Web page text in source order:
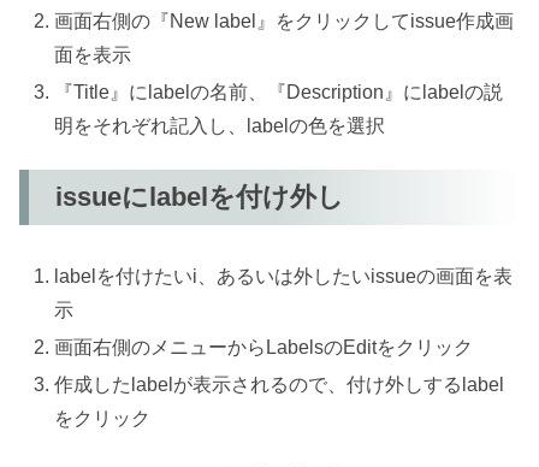
画面右側の『New label』をクリックしてissue作成画
面を表示
『Title』にlabelの名前、『Description』にlabelの説
明をそれぞれ記入し、labelの色を選択
issueにlabelを付け外し
labelを付けたいi、あるいは外したいissueの画面を表
示
画面右側のメニューからLabelsのEditをクリック
作成したlabelが表示されるので、付け外しするlabel
をクリック